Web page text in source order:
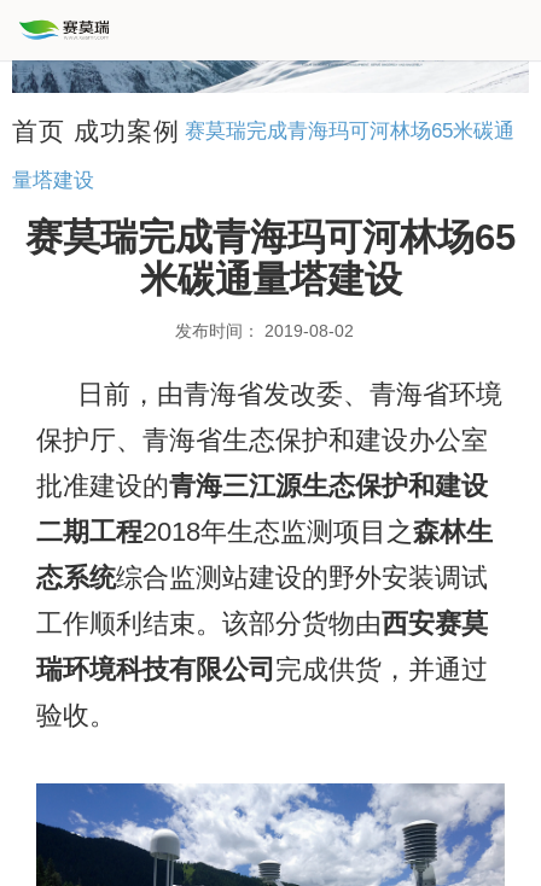
首页 成功案例 赛莫瑞完成青海玛可河林场65米碳通
量塔建设
赛莫瑞完成青海玛可河林场65
米碳通量塔建设
发布时间： 2019-08-02
日前，由青海省发改委、青海省环境
保护厅、青海省生态保护和建设办公室
批准建设的青海三江源生态保护和建设
二期工程2018年生态监测项目之森林生
态系统综合监测站建设的野外安装调试
工作顺利结束。该部分货物由西安赛莫
瑞环境科技有限公司 完成供货，并通过
验收。